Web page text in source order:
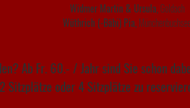
Widmer Martin & Ursula,Goldach
Wüthrich (-Bäbi) Pia,
Ab Fr. 60.- / Jahr sind Sie schon
Sitzplätze oder 4 Sitzplätze zu